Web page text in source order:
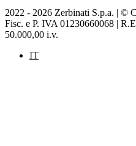
2022 - 2026 Zerbinati S.p.a. | ©
Fisc. e P. IVA 01230660068 |
50.000,00 i.v.
IT